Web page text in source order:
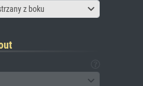
z boku